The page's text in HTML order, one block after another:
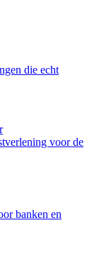
die echt
voor de
banken en